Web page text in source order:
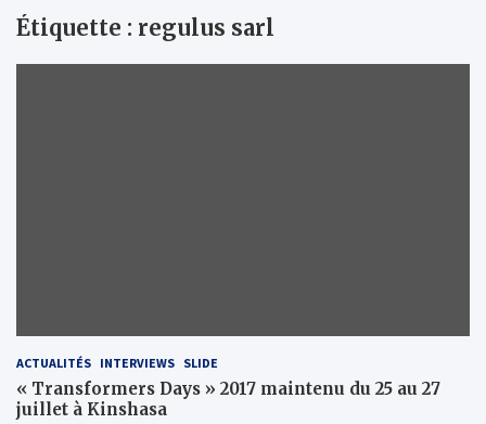
Étiquette : regulus sarl
ACTUALITÉS INTERVIEWS SLIDE
« Transformers Days » 2017 maintenu du 25 au 27
juillet à Kinshasa